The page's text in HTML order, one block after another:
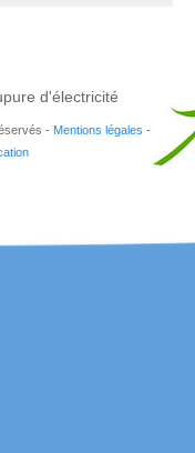
d'électricité
- Mentions légales -